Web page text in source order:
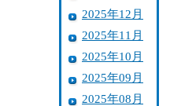
2025年12月
2025年11月
2025年10月
2025年09月
2025年08月